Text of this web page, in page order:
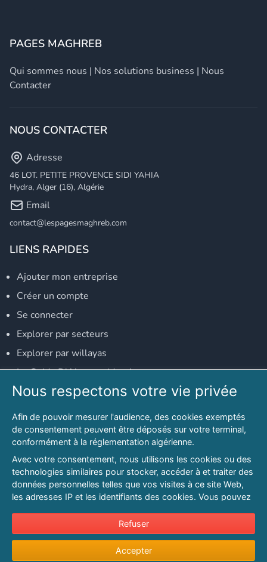
PAGES MAGHREB
Qui sommes nous | Nos solutions business | Nous
Contacter
NOUS CONTACTER
Adresse
46 LOT. PETITE PROVENCE SIDI YAHIA
Hydra, Alger (16), Algérie
Email
contact@lespagesmaghreb.com
LIENS RAPIDES
Ajouter mon entreprise
Créer un compte
Se connecter
Explorer par secteurs
Explorer par willayas
Le Guide D'Alger, guide-alger.com
NOS RÉSEAUX SOCIAUX
Notre page Facebook
Notre page LinkedIn
Notre page Instagram
Notre page Twitter
© 2026 PAGESMAGHREB.COM. ALL RIGHTS RESERVED
Conditions générales d'utilisation
confidentialité
Protection de la vie privée
Nous respectons votre vie privée
Afin de pouvoir mesurer l'audience, des cookies exemptés
de consentement peuvent être déposés sur votre terminal,
conformément à la réglementation algérienne.
Avec votre consentement, nous utilisons les cookies ou des
technologies similaires pour stocker, accéder à et traiter des
données personnelles telles que vos visites à ce site Web,
les adresses IP et les identifiants des cookies. Vous pouvez
sur l'intérêt légitime à tout moment en cliquant sur « Refuser
».
Pour en savoir plus sur notre politique en matière de cookies
Refuser
Accepter